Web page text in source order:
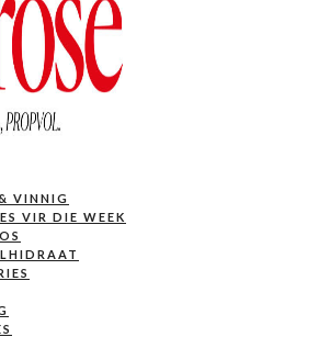
VINNIG
VIR DIE WEEK